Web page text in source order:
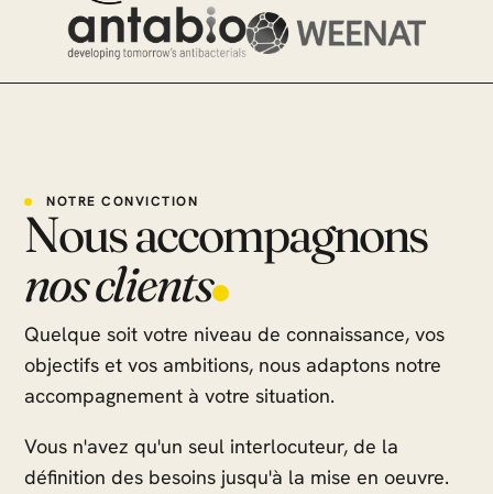
NOTRE CONVICTION
Nous accompagnons
nos clients
Quelque soit votre niveau de connaissance, vos
objectifs et vos ambitions, nous adaptons notre
accompagnement à votre situation.
Vous n'avez qu'un seul interlocuteur, de la
définition des besoins jusqu'à la mise en oeuvre.